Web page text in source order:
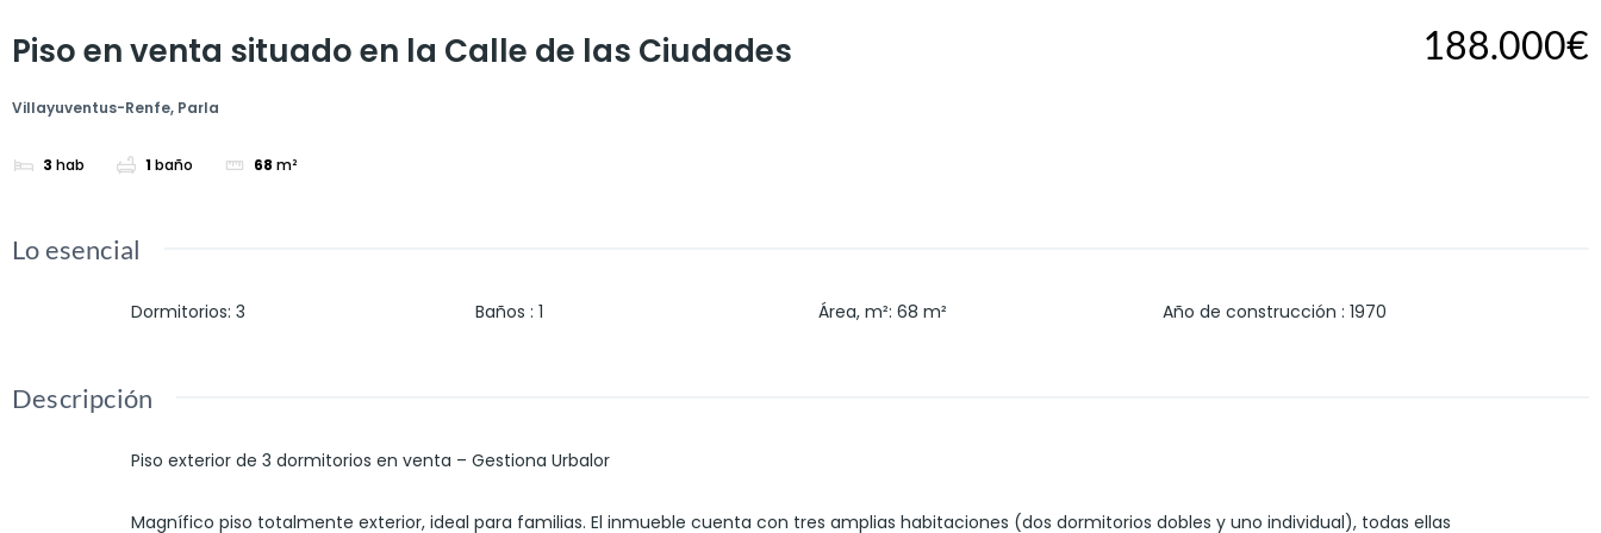
Piso en venta situado en la Calle de las Ciudades
Villayuventus-Renfe, Parla
3 hab 1baño 68 m²
188.000€
Lo esencial
Dormitorios: 3 Baños : 1 Área, m²: 68 m² Año de construcción : 1970
Descripción
Piso exterior de 3 dormitorios en venta – Gestiona Urbalor
Magnífico piso totalmente exterior, ideal para familias. El inmueble cuenta con tres amplias habitaciones (dos dormitorios dobles y uno individual), todas ellas